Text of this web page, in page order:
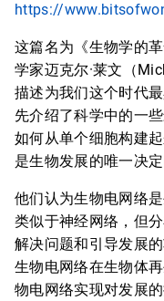
https://
这篇名为《生物学的
学家迈克尔·莱文（
描述为我们这个时代
先介绍了科学中的一
如何从单个细胞构建
是生物发展的唯一决定
他们认为生物电网络
类似于神经网络，但
解决问题和引导发展
生物电网络在生物体
物电网络实现对发展